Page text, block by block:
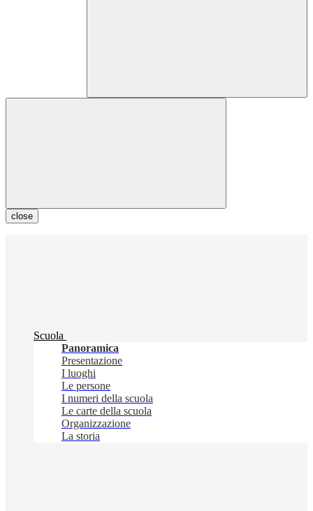
close
Scuola
Panoramica
Presentazione
I luoghi
Le persone
I numeri della scuola
Le carte della scuola
Organizzazione
La storia